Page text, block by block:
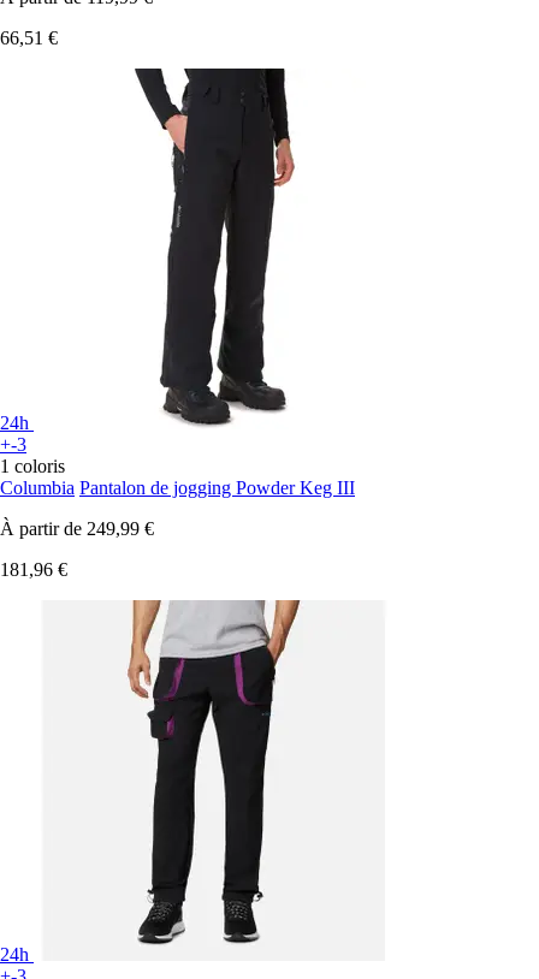
66,51 €
24h
+-3
1 coloris
Columbia Pantalon de jogging Powder Keg III
À partir de 249,99 €
181,96 €
24h